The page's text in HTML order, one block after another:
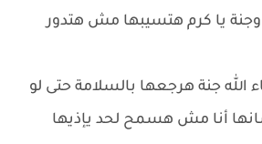
يا كرم هتسيبها مش هتدور
الله جنة هرجعها بالسلامة حتى لو
أنا مش هسمح لحد يإذيها